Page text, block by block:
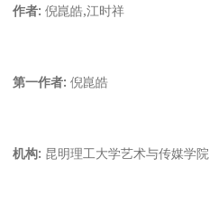
作者: 倪崑皓,江时祥
第一作者: 倪崑皓
机构: 昆明理工大学艺术与传媒学院